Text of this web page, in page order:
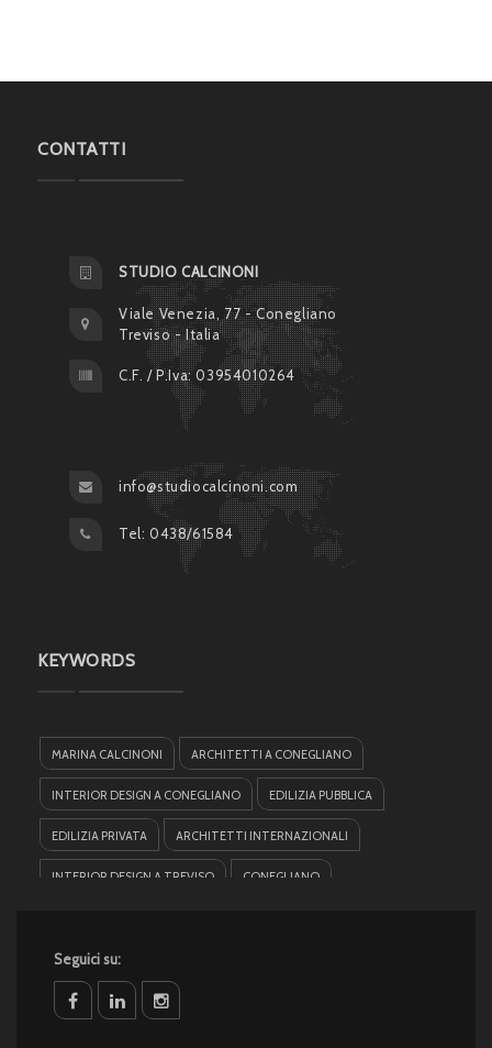
CONTATTI
STUDIO CALCINONI
Viale Venezia, 77 - Conegliano
Treviso - Italia
C.F. / P.Iva: 03954010264
info@studiocalcinoni.com
Tel: 0438/61584
KEYWORDS
MARINA CALCINONI ARCHITETTI A CONEGLIANO
INTERIOR DESIGN A CONEGLIANO EDILIZIA PUBBLICA
EDILIZIA PRIVATA ARCHITETTI INTERNAZIONALI
INTERIOR DESIGN A TREVISO CONEGLIANO
SANDRO CALCINONI
Seguici su: